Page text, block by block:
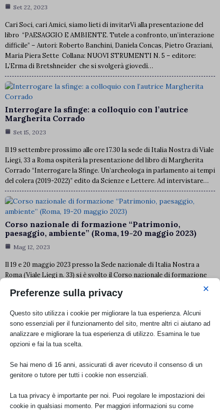
Set 22, 2023
Cari Soci, cari Amici, siamo lieti di invitarVi alla presentazione del
libro “PAESAGGIO E AMBIENTE. Tutele a confronto, un’interazione
difficile” – Autori: Roberto Banchini, Daniela Concas, Pietro Graziani,
Maria Piera Sette Collana: NUOVI STRUMENTI N. 5 – editore:
L’Erma di Bretshneider che si svolgerà giovedì…
Interrogare la sfinge: a colloquio con l’autrice
Margherita Corrado
Set 15, 2023
Il 19 settembre prossimo alle ore 17.30 la sede di Italia Nostra di Viale
Liegi, 33 a Roma ospiterà la presentazione del libro di Margherita
Corrado “Interrogare la Sfinge. Un’archeologa in parlamento ai tempi
del colera (2019-2022)” edito da Scienze e Lettere. Ad intervistare…
Corso nazionale di formazione “Patrimonio,
paesaggio, ambiente” (Roma, 19-20 maggio 2023)
Mag 12, 2023
Il 19 e 20 maggio 2023 presso la Sede nazionale di Italia Nostra a
Roma (Viale Liegi n. 33) si è svolto il Corso nazionale di formazione
dedicato ai referenti EDU e ai docenti di Italia Nostra “Patrimonio,
paesaggio, ambiente. Riflessioni per una formazione continua alla
Giardini storici: la tutela dopo il PNRR
E’ ONLINE il video dell’incontro: Per vedere il video del seminario:
cliccare qui *** Mercoledì 19 aprile 2023 dalle ore 15.00 alle 18.00 c.a.,
si è svolto il seminario dal titolo “Giardini storici: la tutela dopo il
PNRR” organizzato da Italia Nostra e Ordine…
Preferenze sulla privacy ×
Questo sito utilizza i cookie per migliorare la tua esperienza. Alcuni
sono essenziali per il funzionamento del sito, mentre altri ci aiutano ad
analizzare e migliorare la tua esperienza di utilizzo. Esamina le tue
opzioni e fai la tua scelta.
Se hai meno di 16 anni, assicurati di aver ricevuto il consenso di un
genitore o tutore per tutti i cookie non essenziali.
La tua privacy è importante per noi. Puoi regolare le impostazioni dei
cookie in qualsiasi momento. Per maggiori informazioni su come